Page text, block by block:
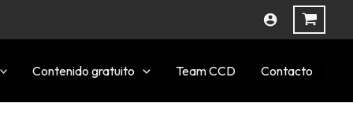
Contenido gratuito Team CCD Contacto